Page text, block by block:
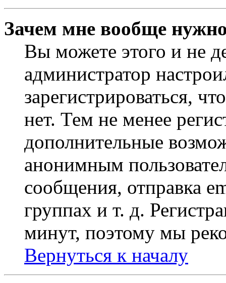
Зачем мне вообще
Вы можете этого и не
администратор
зарегистрироваться,
нет. Тем не менее
дополнительные
анонимным
сообщения, отправка
группах и т. д.
минут, поэтому мы
Вернуться к началу